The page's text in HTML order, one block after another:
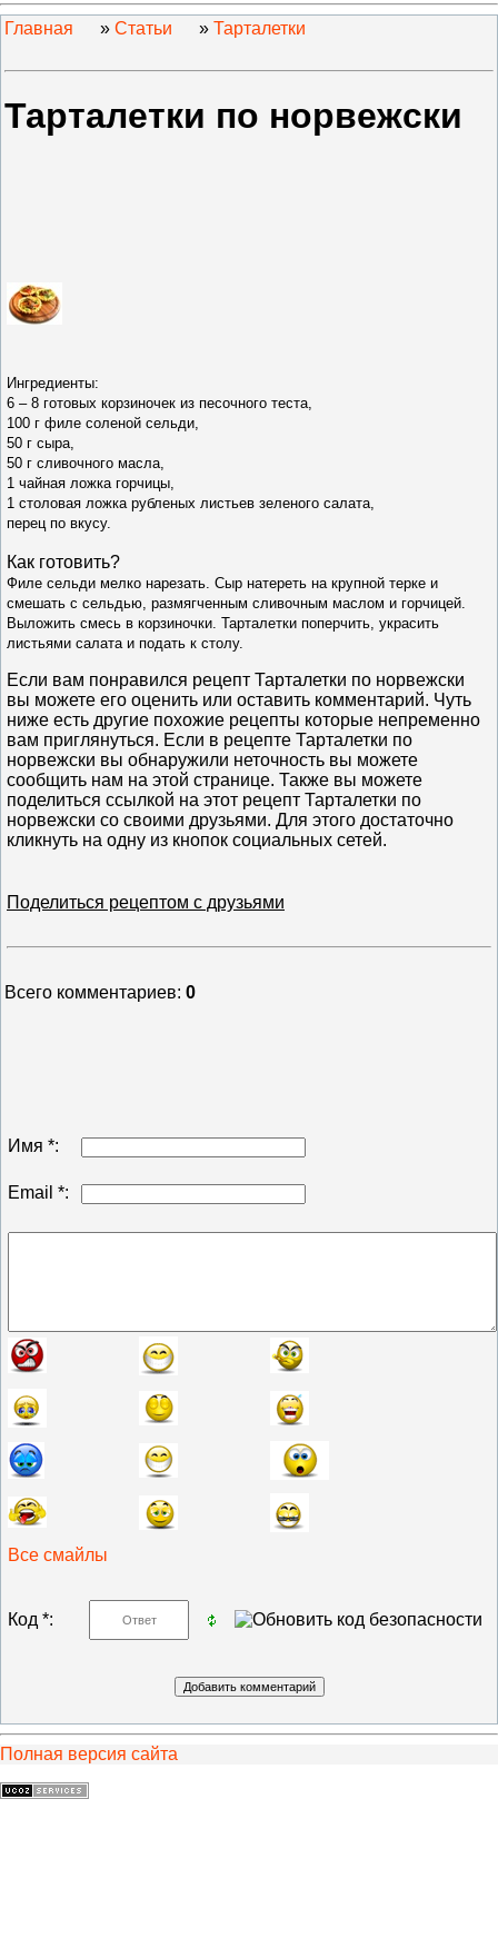
Главная » Статьи » Тарталетки
Тарталетки по норвежски
Ингредиенты:
6 – 8 готовых корзиночек из песочного теста,
100 г филе соленой сельди,
50 г сыра,
50 г сливочного масла,
1 чайная ложка горчицы,
1 столовая ложка рубленых листьев зеленого салата,
перец по вкусу.
Как готовить?
Филе сельди мелко нарезать. Сыр натереть на крупной терке и
смешать с сельдью, размягченным сливочным маслом и горчицей.
Выложить смесь в корзиночки. Тарталетки поперчить, украсить
листьями салата и подать к столу.
Если вам понравился рецепт Тарталетки по норвежски
вы можете его оценить или оставить комментарий. Чуть
ниже есть другие похожие рецепты которые непременно
вам приглянуться. Если в рецепте Тарталетки по
норвежски вы обнаружили неточность вы можете
сообщить нам на этой странице. Также вы можете
поделиться ссылкой на этот рецепт Тарталетки по
норвежски со своими друзьями. Для этого достаточно
кликнуть на одну из кнопок социальных сетей.
Поделиться рецептом с друзьями
Всего комментариев: 0
Имя *:
Email *:
Все смайлы
Код *:
Полная версия сайта